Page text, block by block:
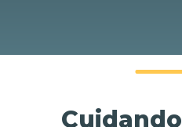
Cuidando